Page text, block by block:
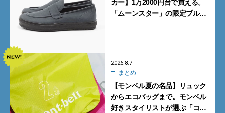
カー】1万2000円台で買える。
「ムーンスター」の限定ブルー
2026.8.7
まとめ
【モンベル夏の名品】リュック
からエコバッグまで。モンベル
好きスタイリストが選ぶ「コス